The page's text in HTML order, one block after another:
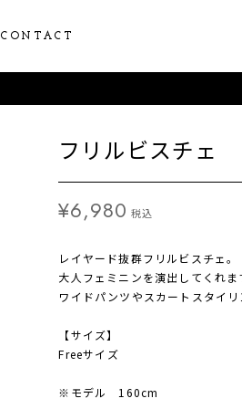
CONTACT
フリルビスチェ
¥6,980 税込
レイヤード抜群フリルビスチェ。
大人フェミニンを演出してくれま
ワイドパンツやスカートスタイリ
【サイズ】
Freeサイズ
※モデル 160cm